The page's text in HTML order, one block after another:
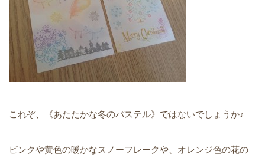
これぞ、《あたたかな冬のパステル》ではないでしょうか♪
ピンクや黄色の暖かなスノーフレークや、オレンジ色の花の